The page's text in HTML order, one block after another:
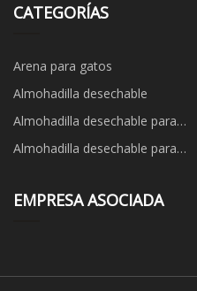
CATEGORÍAS
Arena para gatos
Almohadilla desechable
Almohadilla desechable para
perros
Almohadilla desechable para
EMPRESA ASOCIADA